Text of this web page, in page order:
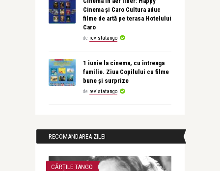
Cinema și Caro Cultura aduc
filme de artă pe terasa Hotelului
Caro
de revistatango
1 iunie la cinema, cu întreaga
familie. Ziua Copilului cu filme
bune și surprize
de revistatango
RECOMANDAREA ZILEI
CĂRȚILE TANGO